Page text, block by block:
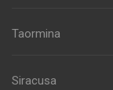
Taormina
Siracusa